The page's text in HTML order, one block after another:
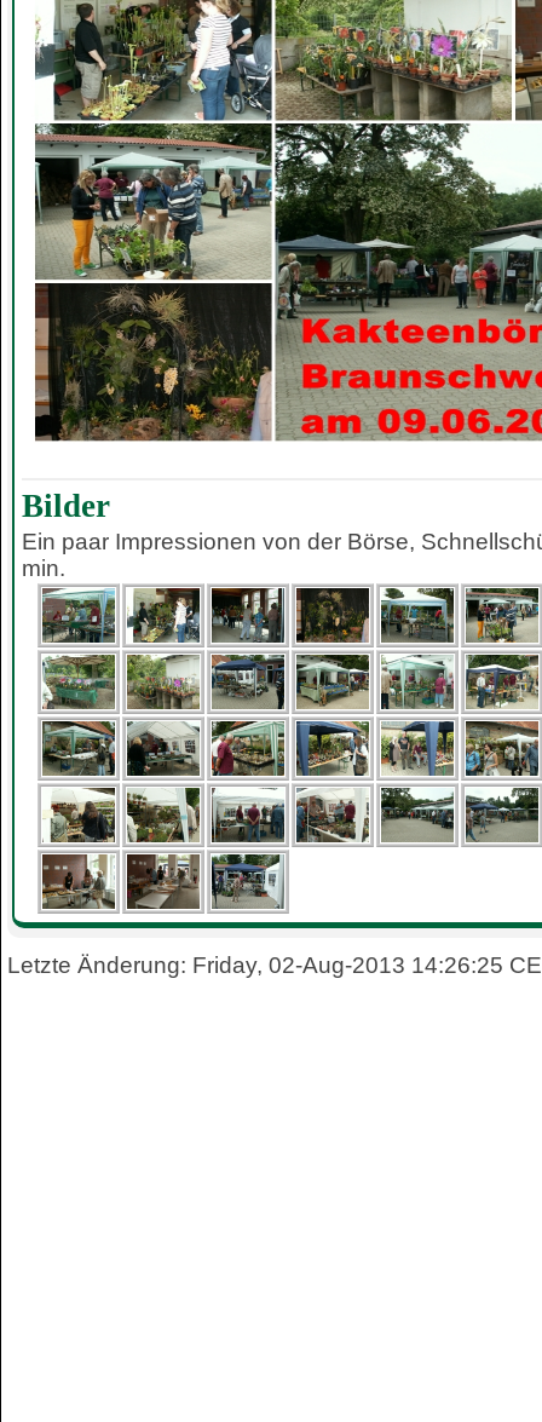
Bilder
Ein paar Impressionen von der Börse,
min.
Letzte Änderung: Friday, 02-Aug-2013 14:26:25